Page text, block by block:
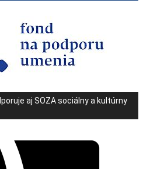
aj SOZA sociálny a kultúrny